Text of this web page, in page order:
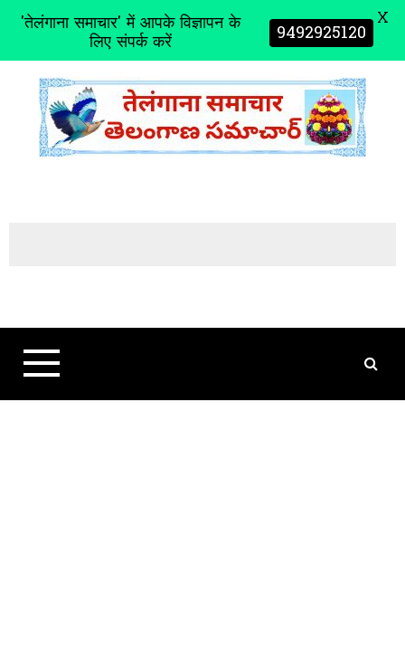
t
'तेलंगाना समाचार' में आपके विज्ञापन के
लिए संपर्क करें 9492925120 X